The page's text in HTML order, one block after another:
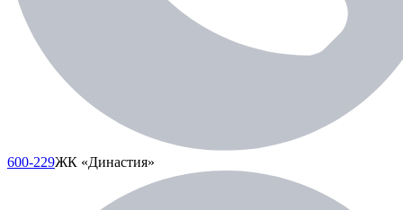
600-229ЖК «Династия»